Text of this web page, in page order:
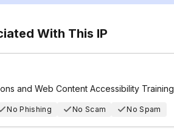
With This IP
and Web Content Accessibility Training
No Phishing No Scam No Spam